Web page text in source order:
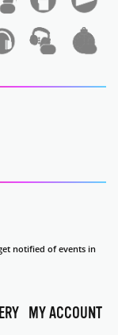
notified of events in
MY ACCOUNT